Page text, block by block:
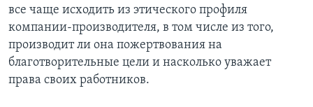
все чаще исходить из этического профиля
компании-производителя, в том числе из того,
производит ли она пожертвования на
благотворительные цели и насколько уважает
права своих работников.